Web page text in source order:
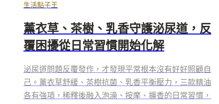
生活點子王
薰衣草、茶樹、乳香守護泌尿道，反
覆困擾從日常習慣開始化解
泌尿道問題反覆發作，才發現平常根本沒有好好照顧自
己。薰衣草舒緩、茶樹抗菌、乳香平衡壓力，三款精油
各有強項，稀釋後融入泡澡、按摩、擴香的日常習慣，